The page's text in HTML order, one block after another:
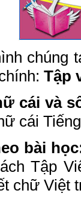
chúng
Tập
cái và
cái
bài
Tập
chữ Việt